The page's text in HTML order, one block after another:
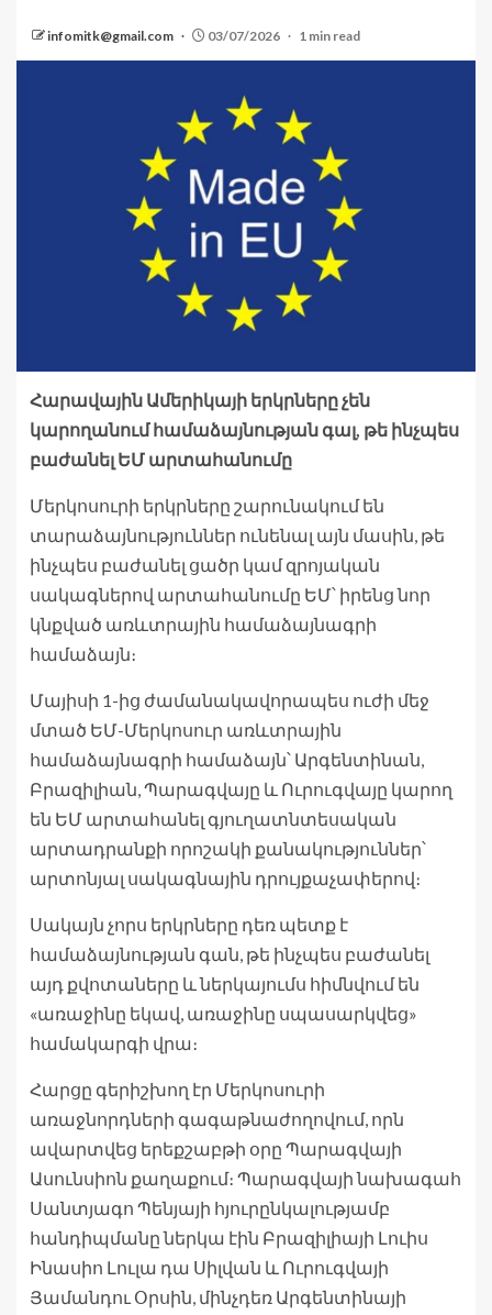
infomitk@gmail.com 03/07/2026 1 min read
Հարավային Ամերիկայի երկրները չեն
կարողանում համաձայնության գալ, թե ինչպես
բաժանել ԵՄ արտահանումը
Մերկոսուրի երկրները շարունակում են
տարաձայնություններ ունենալ այն մասին, թե
ինչպես բաժանել ցածր կամ զրոյական
սակագներով արտահանումը ԵՄ՝ իրենց նոր
կնքված առևտրային համաձայնագրի
համաձայն։
Մայիսի 1-ից ժամանակավորապես ուժի մեջ
մտած ԵՄ-Մերկոսուր առևտրային
համաձայնագրի համաձայն՝ Արգենտինան,
Բրազիլիան, Պարագվայը և Ուրուգվայը կարող
են ԵՄ արտահանել գյուղատնտեսական
արտադրանքի որոշակի քանակություններ՝
արտոնյալ սակագնային դրույքաչափերով։
Սակայն չորս երկրները դեռ պետք է
համաձայնության գան, թե ինչպես բաժանել
այդ քվոտաները և ներկայումս հիմնվում են
«առաջինը եկավ, առաջինը սպասարկվեց»
համակարգի վրա։
Հարցը գերիշխող էր Մերկոսուրի
առաջնորդների գագաթնաժողովում, որն
ավարտվեց երեքշաբթի օրը Պարագվայի
Ասունսիոն քաղաքում։ Պարագվայի նախագահ
Սանտյագո Պենյայի հյուրընկալությամբ
հանդիպմանը ներկա էին Բրազիլիայի Լուիս
Ինասիո Լուլա դա Սիլվան և Ուրուգվայի
Յամանդու Օրսին, մինչդեռ Արգենտինայի